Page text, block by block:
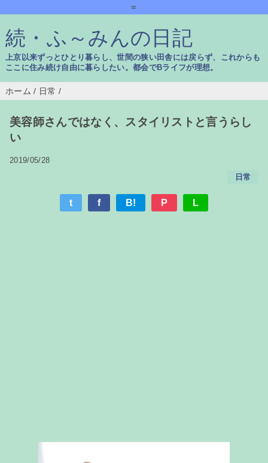
=
続・ふ～みんの日記
上京以来ずっとひとり暮らし、世間の狭い田舎には戻らず、これからも
ここに住み続け自由に暮らしたい。都会でBライフが理想。
ホーム / 日常 /
美容師さんではなく、スタイリストと言うらし
い
2019/05/28
日常
t f B! P L